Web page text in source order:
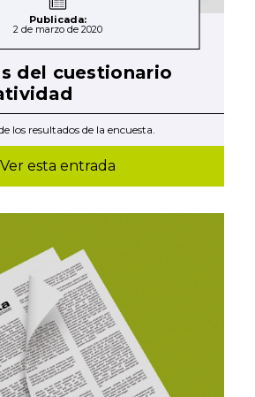
Publicada:
2 de marzo de 2020
del cuestionario
los resultados de la encuesta.
Ver esta entrada